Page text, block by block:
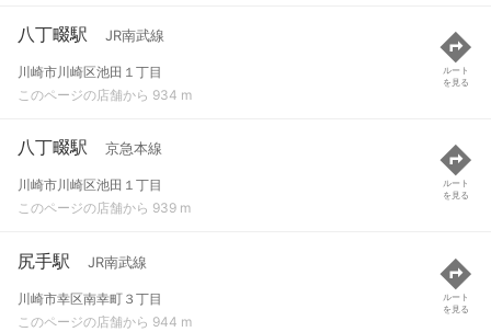
八丁畷駅 JR南武線
川崎市川崎区池田１丁目
このページの店舗から 934 m
ルート
を見る
八丁畷駅 京急本線
川崎市川崎区池田１丁目
このページの店舗から 939 m
ルート
を見る
尻手駅 JR南武線
川崎市幸区南幸町３丁目
このページの店舗から 944 m
ルート
を見る